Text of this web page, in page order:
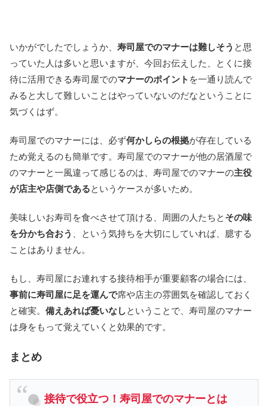
いかがでしたでしょうか、 寿司屋でのマナーは難しそう と思
っていた人は多いと思いますが、今回お伝えした、とくに接
待に活用できる寿司屋でのマナーのポイント を一通り読んで
みると大して難しいことはやっていないのだなということに
気づくはず。
寿司屋でのマナーには、必ず何かしらの根拠が存在している
ため覚えるのも簡単です。寿司屋でのマナーが他の居酒屋で
のマナーと一風違って感じるのは、寿司屋でのマナーの主役
が店主や店側であるというケースが多いため。
美味しいお寿司を食べさせて頂ける、周囲の人たちと その味
を分かち合おう
、という気持ちを大切にしていれば、臆する
ことはありません。
もし、寿司屋にお連れする接待相手が重要顧客の場合には、
事前に寿司屋に足を運んで席や店主の雰囲気を確認しておく
と確実。 備えあれば憂いなしということで、寿司屋のマナー
は身をもって覚えていくと効果的です。
まとめ
接待で役立つ！寿司屋でのマナーとは